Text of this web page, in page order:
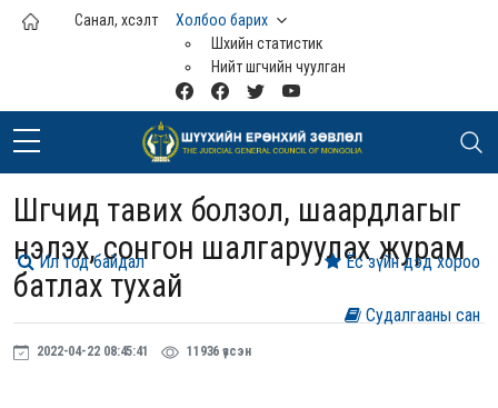
Үндсэн агуулга руу шилжих
Санал, хүсэлт
Холбоо барих
Шүүхийн статистик
Нийт шүүгчийн чуулган
Шүүгчид тавих болзол, шаардлагыг
үнэлэх, сонгон шалгаруулах журам
батлах тухай
2022-04-22 08:45:41 11936 үзсэн
Судалгааны сан
Ёс зүйн дэд хороо
Ил тод байдал